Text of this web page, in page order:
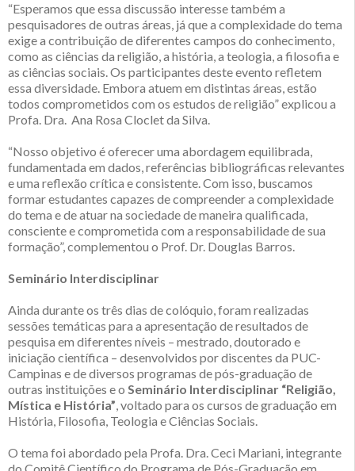
“Esperamos que essa discussão interesse também a
pesquisadores de outras áreas, já que a complexidade do tema
exige a contribuição de diferentes campos do conhecimento,
como as ciências da religião, a história, a teologia, a filosofia e
as ciências sociais. Os participantes deste evento refletem
essa diversidade. Embora atuem em distintas áreas, estão
todos comprometidos com os estudos de religião” explicou a
Profa. Dra. Ana Rosa Cloclet da Silva.
“Nosso objetivo é oferecer uma abordagem equilibrada,
fundamentada em dados, referências bibliográficas relevantes
e uma reflexão crítica e consistente. Com isso, buscamos
formar estudantes capazes de compreender a complexidade
do tema e de atuar na sociedade de maneira qualificada,
consciente e comprometida com a responsabilidade de sua
formação”, complementou o Prof. Dr. Douglas Barros.
Seminário Interdisciplinar
Ainda durante os três dias de colóquio, foram realizadas
sessões temáticas para a apresentação de resultados de
pesquisa em diferentes níveis – mestrado, doutorado e
iniciação científica – desenvolvidos por discentes da PUC-
Campinas e de diversos programas de pós-graduação de
outras instituições e o Seminário Interdisciplinar “Religião,
Mística e História”, voltado para os cursos de graduação em
História, Filosofia, Teologia e Ciências Sociais.
O tema foi abordado pela Profa. Dra. Ceci Mariani, integrante